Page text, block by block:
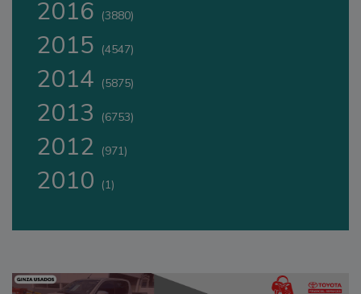
2016 (3880)
2015 (4547)
2014 (5875)
2013 (6753)
2012 (971)
2010 (1)